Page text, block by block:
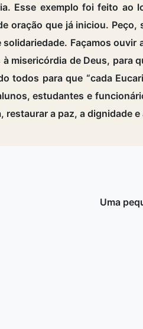
Esse exemplo foi feito ao
oração que já iniciou.
solidariedade. Façamos
misericórdia de Deus, para
todos para que “cada
estudantes e
restaurar a paz, a dignidade
Uma